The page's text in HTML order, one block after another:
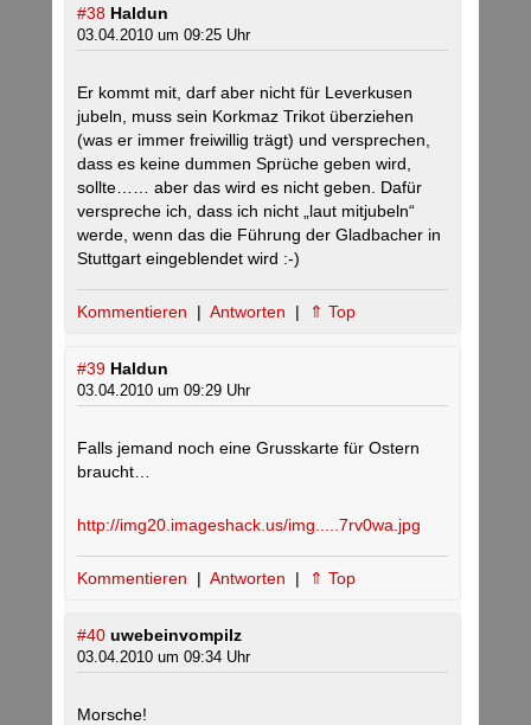
#38 Haldun
03.04.2010 um 09:25 Uhr
Er kommt mit, darf aber nicht für Leverkusen
jubeln, muss sein Korkmaz Trikot überziehen
(was er immer freiwillig trägt) und versprechen,
dass es keine dummen Sprüche geben wird,
sollte…… aber das wird es nicht geben. Dafür
verspreche ich, dass ich nicht „laut mitjubeln“
werde, wenn das die Führung der Gladbacher in
Stuttgart eingeblendet wird :-)
Kommentieren | Antworten | ⇑ Top
#39 Haldun
03.04.2010 um 09:29 Uhr
Falls jemand noch eine Grusskarte für Ostern
braucht…
http://img20.imageshack.us/img.....7rv0wa.jpg
Kommentieren | Antworten | ⇑ Top
#40 uwebeinvompilz
03.04.2010 um 09:34 Uhr
Morsche!